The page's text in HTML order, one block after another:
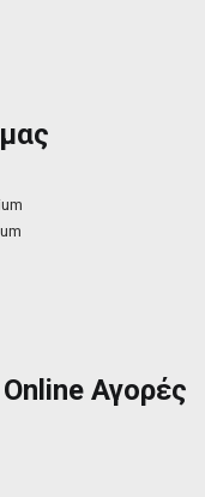
Online Αγορές